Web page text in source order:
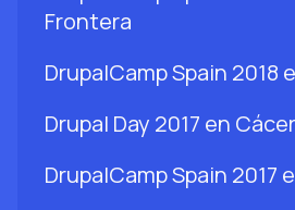
Frontera
DrupalCamp Spain 2018
Drupal Day 2017 en
DrupalCamp Spain 2017